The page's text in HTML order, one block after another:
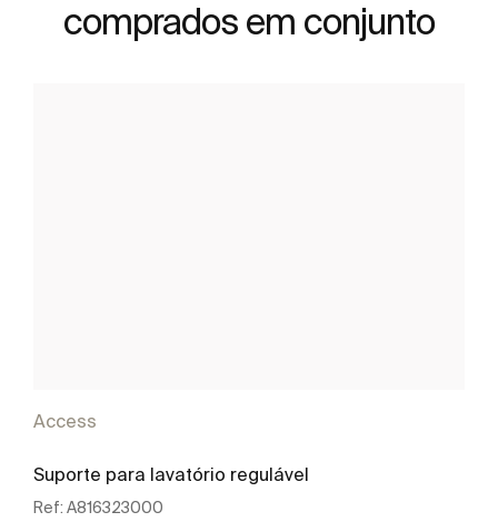
comprados em conjunto
Access
Suporte para lavatório regulável
Ref: A816323000